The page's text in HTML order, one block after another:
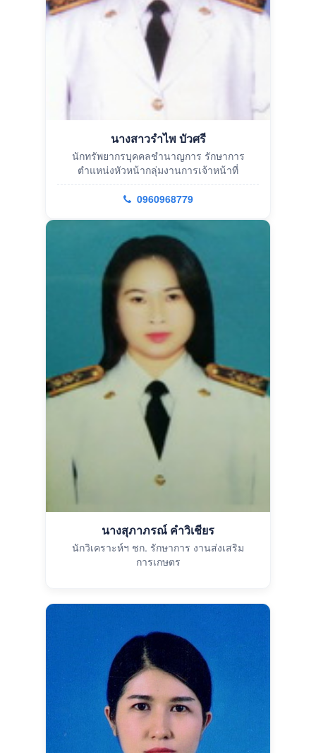
นางสาวรำไพ บัวศรี
นักทรัพยากรบุคคลชำนาญการ รักษาการ
ตำแหน่งหัวหน้ากลุ่มงานการเจ้าหน้าที่
0960968779
นางสุภาภรณ์ คำวิเชียร
นักวิเคราะห์ฯ ชก. รักษาการ งานส่งเสริม
การเกษตร